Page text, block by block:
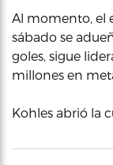
Al momento, el
sábado se
goles, sigue
millones en
Kohles abrió la